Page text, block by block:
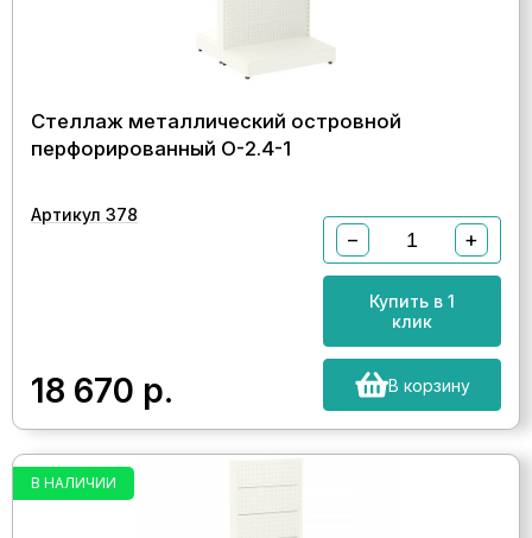
Стеллаж металлический островной
перфорированный О-2.4-1
Артикул 378
18 670 р.
− +
Купить в 1
клик
В корзину
В НАЛИЧИИ